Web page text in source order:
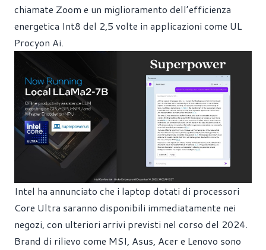
chiamate Zoom e un miglioramento dell’efficienza
energetica Int8 del 2,5 volte in applicazioni come UL
Procyon Ai.
Intel ha annunciato che i laptop dotati di processori
Core Ultra saranno disponibili immediatamente nei
negozi, con ulteriori arrivi previsti nel corso del 2024.
Brand di rilievo come MSI, Asus, Acer e Lenovo sono